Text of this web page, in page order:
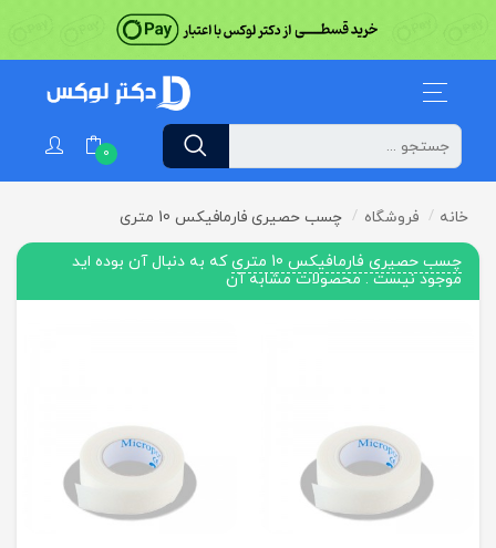
0
خانه فروشگاه چسب حصیری فارمافیکس 10 متری
چسب حصیری فارمافیکس 10 متری
که به دنبال آن بوده اید
موجود نیست . محصولات مشابه آن